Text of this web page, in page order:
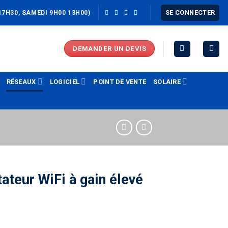
SAMEDI 9H00 13H00) SE CONNECTER
DEMANDER UN DEVIS
RÉSEAUX LOGICIEL POINT DE VENTE SOLAIRE
WiFi à gain élevé